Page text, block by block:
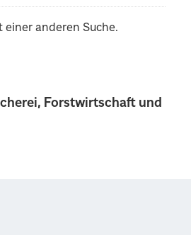
Forstwirtschaft und
einer anderen Suche.